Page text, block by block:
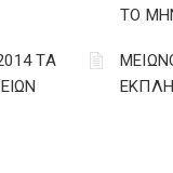
ΤΟ
ΤΑ